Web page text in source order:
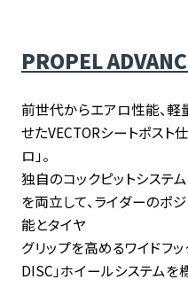
PROPEL
前世代からエアロ性能、軽
せたVECTORシートポスト
ロ」。
独自のコックピットシステ
を両立して、ライダーのポ
能とタイヤ
グリップを高めるワイドフ
DISC」ホイールシステムを